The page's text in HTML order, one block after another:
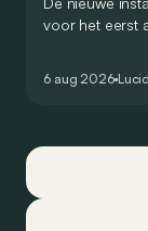
voor het eerst
constructeur
6 aug 2026